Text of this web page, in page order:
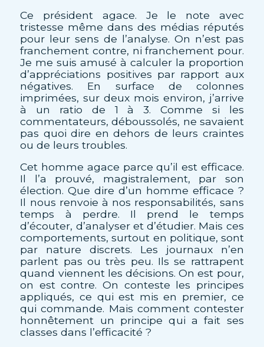
Ce président agace. Je le note avec
tristesse même dans des médias réputés
pour leur sens de l’analyse. On n’est pas
franchement contre, ni franchement pour.
Je me suis amusé à calculer la proportion
d’appréciations positives par rapport aux
négatives. En surface de colonnes
imprimées, sur deux mois environ, j’arrive
à un ratio de 1 à 3. Comme si les
commentateurs, déboussolés, ne savaient
pas quoi dire en dehors de leurs craintes
ou de leurs troubles.
Cet homme agace parce qu’il est efficace.
Il l’a prouvé, magistralement, par son
élection. Que dire d’un homme efficace ?
Il nous renvoie à nos responsabilités, sans
temps à perdre. Il prend le temps
d’écouter, d’analyser et d’étudier. Mais ces
comportements, surtout en politique, sont
par nature discrets. Les journaux n’en
parlent pas ou très peu. Ils se rattrapent
quand viennent les décisions. On est pour,
on est contre. On conteste les principes
appliqués, ce qui est mis en premier, ce
qui commande. Mais comment contester
honnêtement un principe qui a fait ses
classes dans l’efficacité ?